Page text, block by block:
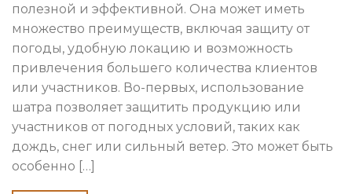
полезной и эффективной. Она может иметь
множество преимуществ, включая защиту от
погоды, удобную локацию и возможность
привлечения большего количества клиентов
или участников. Во-первых, использование
шатра позволяет защитить продукцию или
участников от погодных условий, таких как
дождь, снег или сильный ветер. Это может быть
особенно […]